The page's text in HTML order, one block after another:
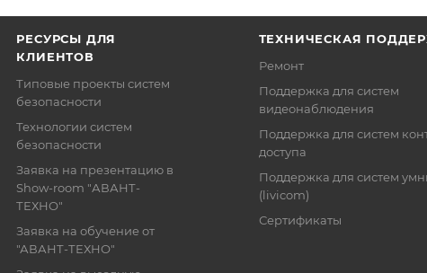
РЕСУРСЫ ДЛЯ
КЛИЕНТОВ
Типовые проекты систем
безопасности
Технологии систем
безопасности
Заявка на презентацию в
Show-room "АВАНТ-
ТЕХНО"
Заявка на обучение от
"АВАНТ-ТЕХНО"
ТЕХНИЧЕСКАЯ
Ремонт
Поддержка для систем
видеонаблюдения
Поддержка для систем
доступа
Поддержка для систем
(livicom)
Сертификаты